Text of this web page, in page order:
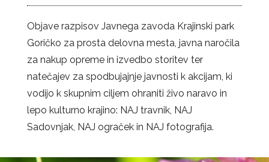
Objave razpisov Javnega zavoda Krajinski park
Goričko za prosta delovna mesta, javna naročila
za nakup opreme in izvedbo storitev ter
natečajev za spodbujajnje javnosti k akcijam, ki
vodijo k skupnim ciljem ohraniti živo naravo in
lepo kulturno krajino: NAJ travnik, NAJ
Sadovnjak, NAJ ograček in NAJ fotografija.